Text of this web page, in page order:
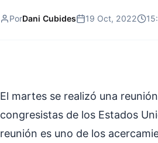
PorDani Cubides 19 Oct, 2022
El martes se realizó una
congresistas de los Estados
reunión es uno de los